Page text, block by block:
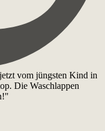
vom jüngsten Kind in
Die Waschlappen